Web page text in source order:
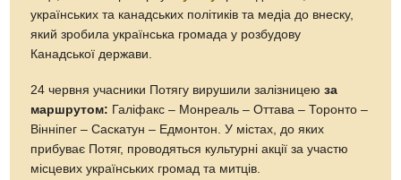
українських та канадських політиків та медіа до внеску,
який зробила українська громада у розбудову
Канадської держави.
24 червня учасники Потягу вирушили залізницеюза
маршрутом: Галіфакс – Монреаль – Оттава – Торонто –
Вінніпег – Саскатун – Едмонтон. У містах, до яких
прибуває Потяг, проводяться культурні акції за участю
місцевих українських громад та митців.